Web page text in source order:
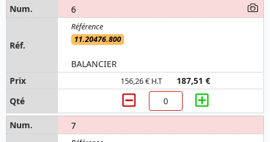
6
11.20476.800
BALANCIER
156,26 € H.T 187,51 €
7